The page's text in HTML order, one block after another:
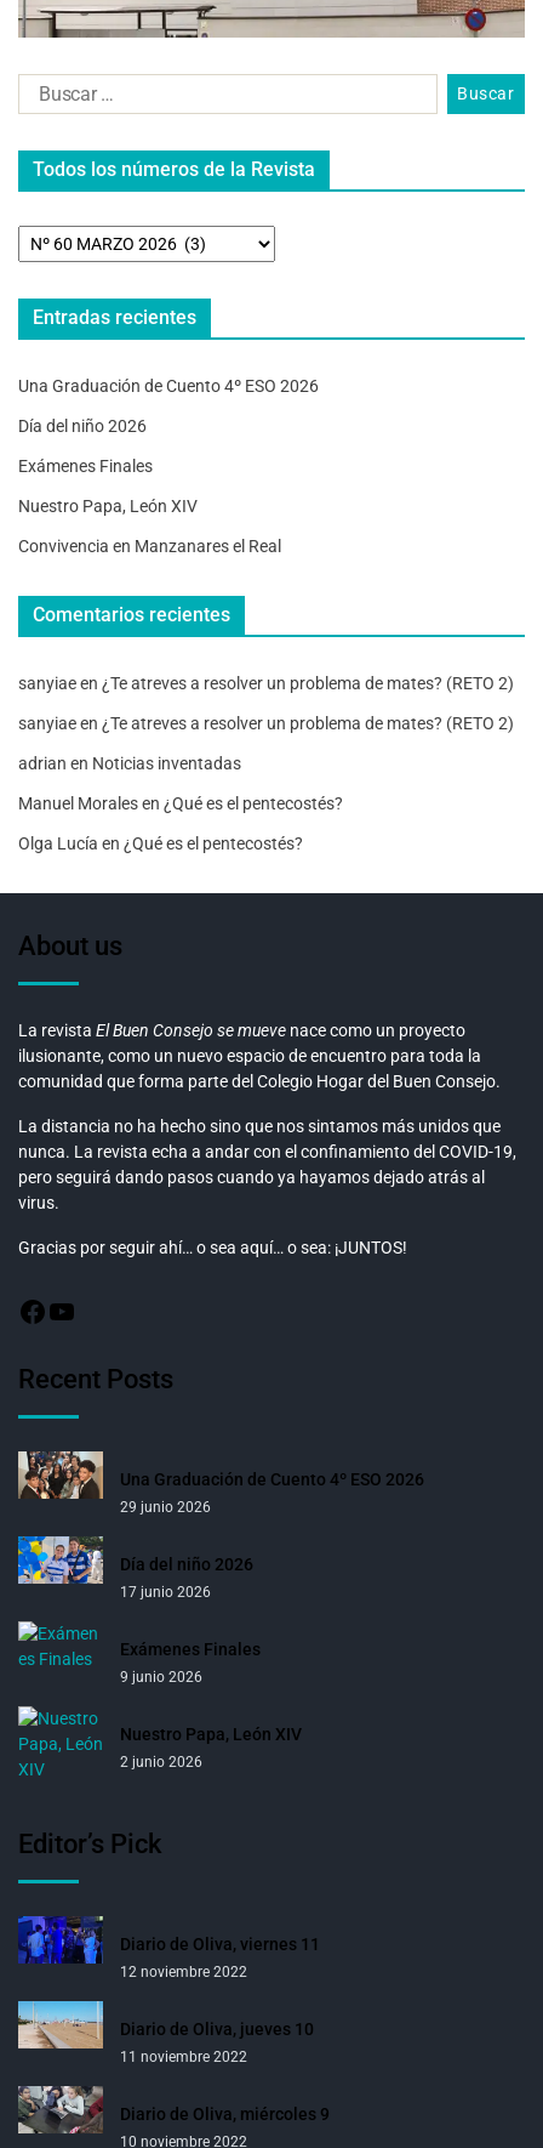
Todos los números de la Revista
Entradas recientes
Una Graduación de Cuento 4º ESO 2026
Día del niño 2026
Exámenes Finales
Nuestro Papa, León XIV
Convivencia en Manzanares el Real
Comentarios recientes
sanyiaeen ¿Te atreves a resolver un problema de mates? (RETO 2)
sanyiaeen ¿Te atreves a resolver un problema de mates? (RETO 2)
adrian en Noticias inventadas
Manuel Moralesen ¿Qué es el pentecostés?
Olga Lucía en ¿Qué es el pentecostés?
About us
La revista El Buen Consejo se mueve nace como un proyecto
ilusionante, como un nuevo espacio de encuentro para toda la
comunidad que forma parte del Colegio Hogar del Buen Consejo.
La distancia no ha hecho sino que nos sintamos más unidos que
nunca. La revista echa a andar con el confinamiento del COVID-19,
pero seguirá dando pasos cuando ya hayamos dejado atrás al
virus.
Gracias por seguir ahí… o sea aquí… o sea: ¡JUNTOS!
Recent Posts
Una Graduación de Cuento 4º ESO 2026
29 junio 2026
Día del niño 2026
17 junio 2026
Exámenes Finales
9 junio 2026
Nuestro Papa, León XIV
2 junio 2026
Editor’s Pick
Diario de Oliva, viernes 11
12 noviembre 2022
Diario de Oliva, jueves 10
11 noviembre 2022
Diario de Oliva, miércoles 9
10 noviembre 2022